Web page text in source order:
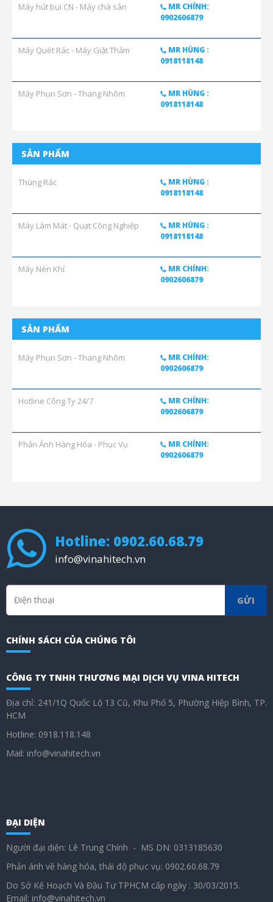
Máy hút bụi CN - Máy chà sàn
MR CHÍNH:
0902606879
Máy Quét Rác - Máy Giặt Thảm
MR HÙNG :
0918118148
Máy Phun Sơn - Thang Nhôm
MR HÙNG :
0918118148
SẢN PHẨM
Thùng Rác
MR HÙNG :
0918118148
Máy Làm Mát - Quạt Công Nghiệp
MR HÙNG :
0918118148
Máy Nén Khí
MR CHÍNH:
0902606879
SẢN PHẨM
Máy Phun Sơn - Thang Nhôm
MR CHÍNH:
0902606879
Hotline Công Ty 24/7
MR CHÍNH:
0902606879
Phản Ánh Hàng Hóa - Phục Vụ
MR CHÍNH:
0902606879
Hotline: 0902.60.68.79
info@vinahitech.vn
GỬI
CHÍNH SÁCH CỦA CHÚNG TÔI
CÔNG TY TNHH THƯƠNG MẠI DỊCH VỤ VINA HITECH
Địa chỉ: 241/1Q Quốc Lộ 13 Cũ, Khu Phố 5, Phường Hiệp Bình, TP.
HCM
Hotline: 0918.118.148
Mail: info@vinahitech.vn
ĐẠI DIỆN
Người đại diện: Lê Trung Chính - MS DN: 0313185630
Phản ánh về hàng hóa, thái độ phục vụ: 0902.60.68.79
Do Sở Kế Hoạch Và Đầu Tư TPHCM cấp ngày : 30/03/2015.
Email: info@vinahitech.vn